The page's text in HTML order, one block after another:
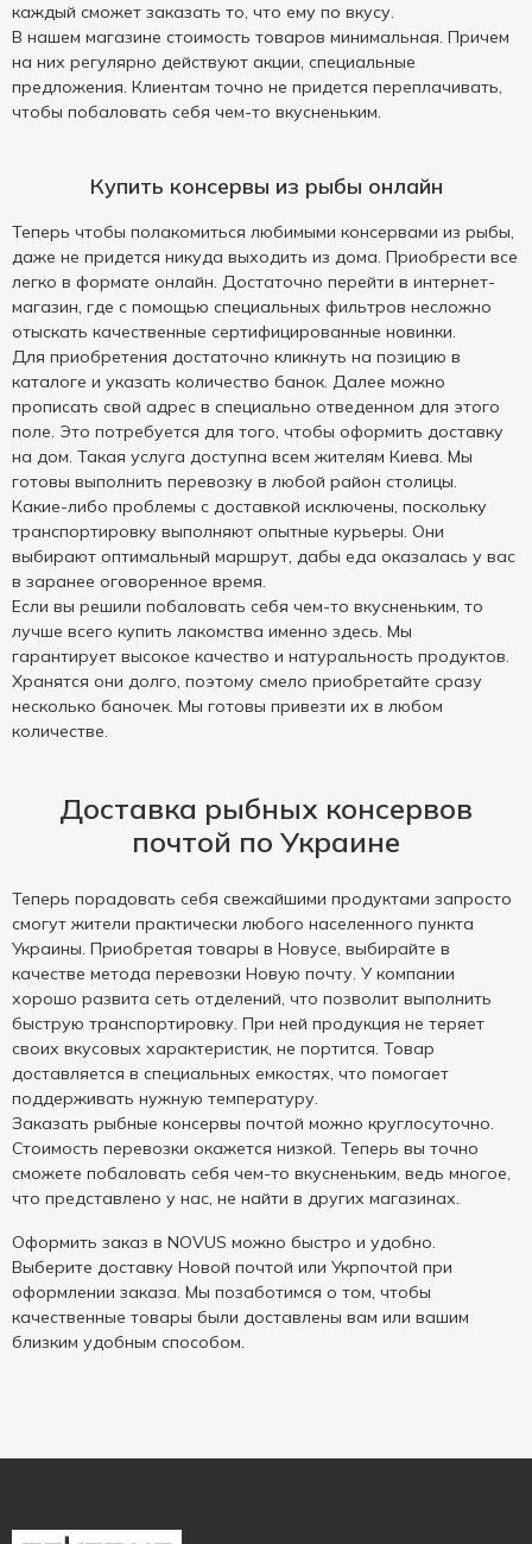
каждый сможет заказать то, что ему по вкусу.
В нашем магазине стоимость товаров минимальная. Причем
на них регулярно действуют акции, специальные
предложения. Клиентам точно не придется переплачивать,
чтобы побаловать себя чем-то вкусненьким.
Купить консервы из рыбы онлайн
Теперь чтобы полакомиться любимыми консервами из рыбы,
даже не придется никуда выходить из дома. Приобрести все
легко в формате онлайн. Достаточно перейти в интернет-
магазин, где с помощью специальных фильтров несложно
отыскать качественные сертифицированные новинки.
Для приобретения достаточно кликнуть на позицию в
каталоге и указать количество банок. Далее можно
прописать свой адрес в специально отведенном для этого
поле. Это потребуется для того, чтобы оформить доставку
на дом. Такая услуга доступна всем жителям Киева. Мы
готовы выполнить перевозку в любой район столицы.
Какие-либо проблемы с доставкой исключены, поскольку
транспортировку выполняют опытные курьеры. Они
выбирают оптимальный маршрут, дабы еда оказалась у вас
в заранее оговоренное время.
Если вы решили побаловать себя чем-то вкусненьким, то
лучше всего купить лакомства именно здесь. Мы
гарантирует высокое качество и натуральность продуктов.
Хранятся они долго, поэтому смело приобретайте сразу
несколько баночек. Мы готовы привезти их в любом
количестве.
Доставка рыбных консервов
почтой по Украине
Теперь порадовать себя свежайшими продуктами запросто
смогут жители практически любого населенного пункта
Украины. Приобретая товары в Новусе, выбирайте в
качестве метода перевозки Новую почту. У компании
хорошо развита сеть отделений, что позволит выполнить
быструю транспортировку. При ней продукция не теряет
своих вкусовых характеристик, не портится. Товар
доставляется в специальных емкостях, что помогает
поддерживать нужную температуру.
Заказать рыбные консервы почтой можно круглосуточно.
Стоимость перевозки окажется низкой. Теперь вы точно
сможете побаловать себя чем-то вкусненьким, ведь многое,
что представлено у нас, не найти в других магазинах.
Оформить заказ в NOVUS можно быстро и удобно.
Выберите доставку Новой почтой или Укрпочтой при
оформлении заказа. Мы позаботимся о том, чтобы
качественные товары были доставлены вам или вашим
близким удобным способом.